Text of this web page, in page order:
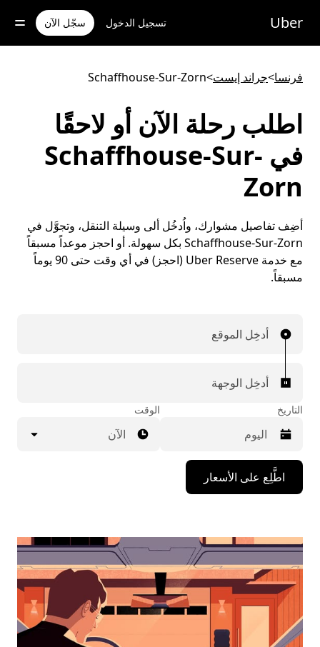
للوصول
المحتوى
Uber تسجيل الدخول سجّل الآن
فرنسا>جراند إيست>
Schaffhouse-Sur-Zorn
اطلب رحلة الآن أو لاحقًا
في Schaffhouse-Sur-
Zorn
أضِف تفاصيل مشوارك، واُدخُل ألى وسيلة التنقل، وتجوَّل في
Schaffhouse-Sur-Zorn بكل سهولة. أو احجز موعداً مسبقاً
مع خدمة Uber Reserve (احجز) في أي وقت حتى 90 يوماً
مسبقاً.
أدخِل الموقع
أدخِل الوجهة
التاريخ
اضغط
على
مفتاح
للأسفل
لاستخدام
التقويم
التاريخ.
اضغط
على
زر
الوقت
الآن
اطَّلِع على الأسعار